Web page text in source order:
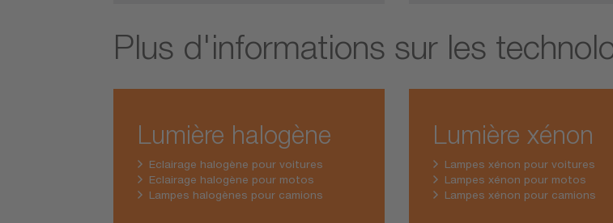
Plus d'informations sur les
Lumière halogène
Eclairage halogène pour voitures
Eclairage halogène pour motos
Lampes halogènes pour camions
Lumière xénon
Lampes xénon pour voitures
Lampes xénon pour motos
Lampes xénon pour camions